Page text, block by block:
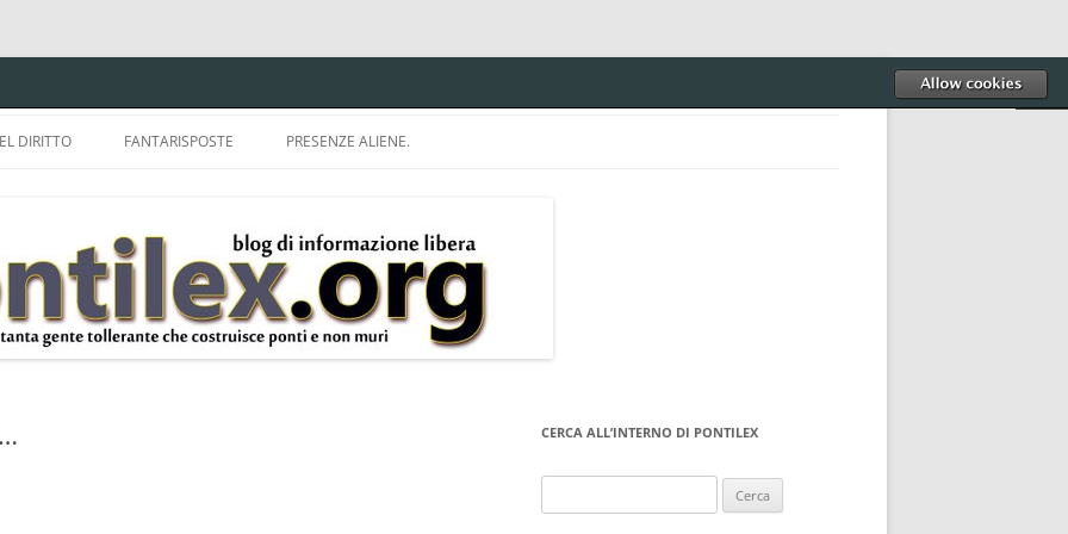
DIRITTO
DELLA LDA 633.
E
FANTARISPOSTE PRESENZE ALIENE.
CERCA ALL’INTERNO DI PONTILEX
per: